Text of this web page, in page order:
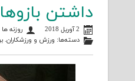
داشتن
2 آوریل 2018
روزنه ها
دسته‌ها: ورزش و ورزشکاران.